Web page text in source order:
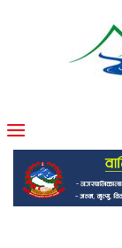
मोफसलकै